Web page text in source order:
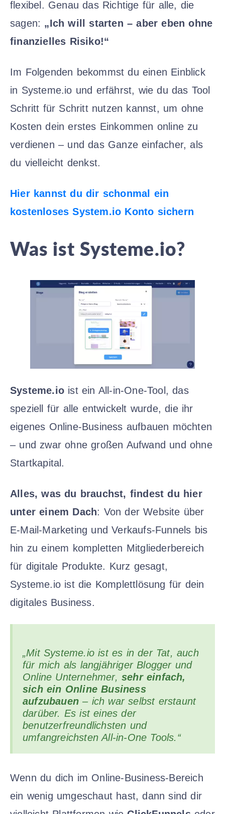
flexibel. Genau das Richtige für alle, die
sagen: „Ich will starten – aber eben ohne
finanzielles Risiko!“
Im Folgenden bekommst du einen Einblick
in Systeme.io und erfährst, wie du das Tool
Schritt für Schritt nutzen kannst, um ohne
Kosten dein erstes Einkommen online zu
verdienen – und das Ganze einfacher, als
du vielleicht denkst.
Hier kannst du dir schonmal ein
kostenloses System.io Konto sichern
Was ist Systeme.io?
Systeme.io ist ein All-in-One-Tool, das
speziell für alle entwickelt wurde, die ihr
eigenes Online-Business aufbauen möchten
– und zwar ohne großen Aufwand und ohne
Startkapital.
Alles, was du brauchst, findest du hier
unter einem Dach: Von der Website über
E-Mail-Marketing und Verkaufs-Funnels bis
hin zu einem kompletten Mitgliederbereich
für digitale Produkte. Kurz gesagt,
Systeme.io ist die Komplettlösung für dein
digitales Business.
„Mit Systeme.io ist es in der Tat, auch
für mich als langjähriger Blogger und
Online Unternehmer, sehr einfach,
sich ein Online Business
aufzubauen – ich war selbst erstaunt
darüber. Es ist eines der
benutzerfreundlichsten und
umfangreichsten All-in-One Tools.“
Wenn du dich im Online-Business-Bereich
ein wenig umgeschaut hast, dann sind dir